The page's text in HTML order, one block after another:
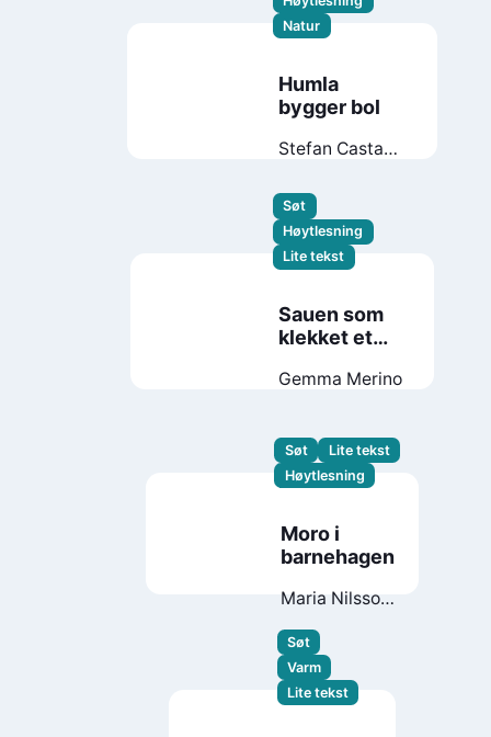
Natur
Humla
bygger bol
Stefan Casta
Fagerberg
Søt
Høytlesning
Lite tekst
Sauen som
klekket et
Gemma Merino
Søt
Lite tekst
Høytlesning
Moro i
barnehagen
Maria Nilsson
Søt
Varm
Lite tekst